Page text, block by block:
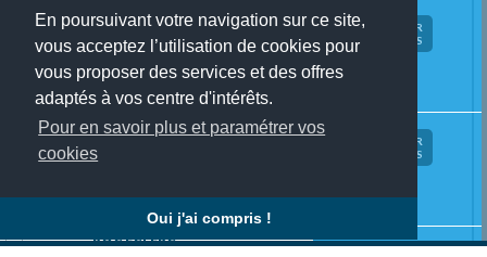
En poursuivant votre navigation sur ce site,
vous acceptez l’utilisation de cookies pour
vous proposer des services et des offres
adaptés à vos centre d'intérêts.
Pour en savoir plus et paramétrer vos
cookies
Oui j'ai compris !
POMPES FUNÈBRES GELY
270 AVENUE MARÉCHAL JOFFRE
66000 PERPIGNAN
2.12 km
OBTENIR
UN DEVIS
POMPES FUNÈBRES
273 AVENUE DU LANGUEDOC
OBTENIR
UN DEVIS
ROC ECLERC